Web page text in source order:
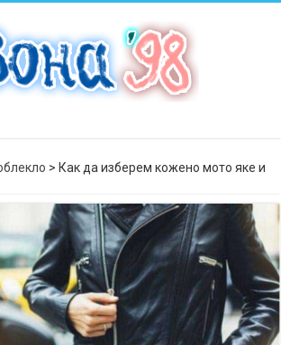
> Как да изберем кожено мото яке и